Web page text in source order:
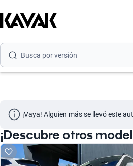
Busca por año
¡Vaya! Alguien más se llevó este
¡Descubre otros